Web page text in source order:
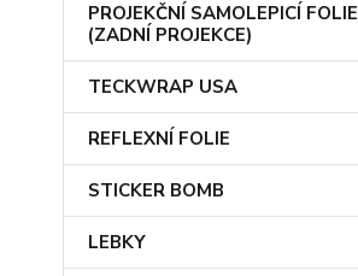
PROJEKČNÍ SAMOLEPICÍ FOLIE
(ZADNÍ PROJEKCE)
TECKWRAP USA
REFLEXNÍ FOLIE
STICKER BOMB
LEBKY